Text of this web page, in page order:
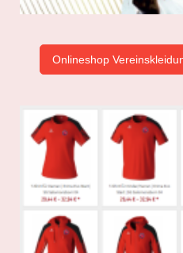
Onlineshop